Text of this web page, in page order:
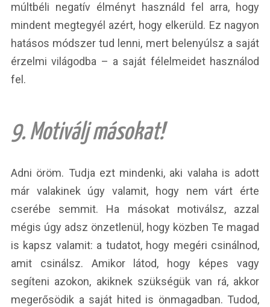
múltbéli negatív élményt használd fel arra, hogy
mindent megtegyél azért, hogy elkerüld. Ez nagyon
hatásos módszer tud lenni, mert belenyúlsz a saját
érzelmi világodba – a saját félelmeidet használod
fel.
9. Motiválj másokat!
Adni öröm. Tudja ezt mindenki, aki valaha is adott
már valakinek úgy valamit, hogy nem várt érte
cserébe semmit. Ha másokat motiválsz, azzal
mégis úgy adsz önzetlenül, hogy közben Te magad
is kapsz valamit: a tudatot, hogy megéri csinálnod,
amit csinálsz. Amikor látod, hogy képes vagy
segíteni azokon, akiknek szükségük van rá, akkor
megerősödik a saját hited is önmagadban. Tudod,